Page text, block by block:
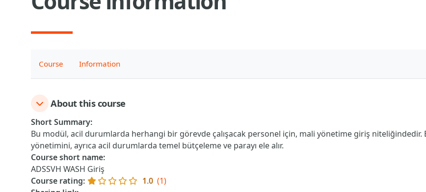
Course Information
About this course
Short Summary:
Bu modül, acil durumlarda herhangi bir görevde çalışacak personel için, mali yönetime giriş niteliğindedir.
yönetimini, ayrıca acil durumlarda temel bütçeleme ve parayı ele alır.
Course short name:
ADSSVH WASH Giriş
Course rating: 1.0 (1)